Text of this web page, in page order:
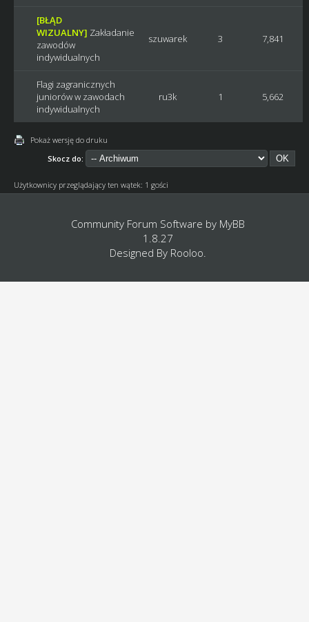
[BŁĄD
WIZUALNY] Zakładanie
zawodów
indywidualnych
szuwarek 3 7,841
Flagi zagranicznych
juniorów w zawodach
indywidualnych
ru3k 1 5,662
Pokaż wersję do druku
Skocz do:
Użytkownicy przeglądający ten wątek: 1 gości
Community Forum Software by MyBB
1.8.27
Designed By Rooloo